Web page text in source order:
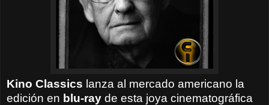
Kino Classics lanza al mercado americano la
edición en blu-ray de esta joya cinematográfica